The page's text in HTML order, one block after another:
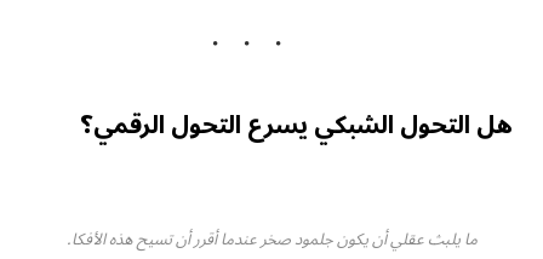
هل التحول الشبكي يسرع التحول الرقمي؟
ما يلبث عقلي أن يكون جلمود صخر عندما أقرر أن تسيح هذه الأفكا.